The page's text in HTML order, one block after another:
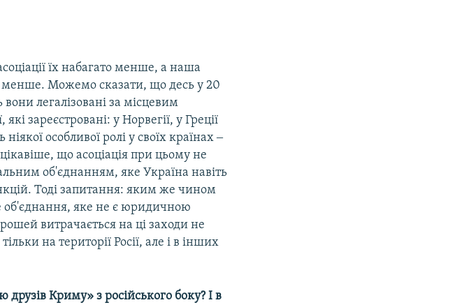
їх набагато менше, а наша
менше. Можемо сказати, що десь у 20
легалізовані за місцевим
зареєстровані: у Норвегії, у Греції
особливої ролі у своїх країнах ‒
що асоціація при цьому не
об'єднанням, яке Україна навіть
Тоді запитання: яким же чином
об'єднання, яке не є юридичною
витрачається на ці заходи не
на території Росії, але і в інших
Криму» з російського боку? І в